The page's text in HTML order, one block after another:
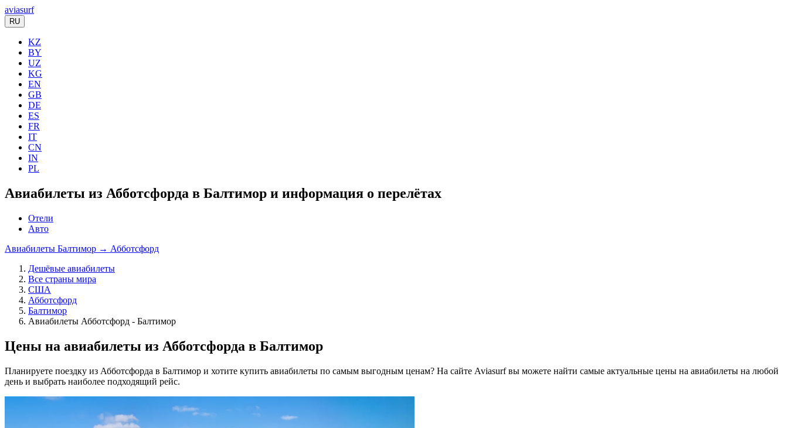
aviasurf
RU
KZ
BY
UZ
KG
EN
GB
DE
ES
FR
IT
CN
IN
PL
Авиабилеты из Абботсфорда в Балтимор и информация о перелётах
Отели
Авто
Авиабилеты Балтимор → Абботсфорд
Дешёвые авиабилеты
Все страны мира
США
Абботсфорд
Балтимор
Авиабилеты Абботсфорд - Балтимор
Цены на авиабилеты из Абботсфорда в Балтимор
Планируете поездку из Абботсфорда в Балтимор и хотите купить авиабилеты по самым выгодным ценам? На сайте Aviasurf вы можете найти самые актуальные цены на авиабилеты на любой
день и выбрать наиболее подходящий рейс.